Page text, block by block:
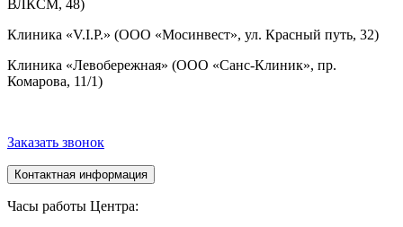
ВЛКСМ, 48)
Клиника «V.I.P.» (ООО «Мосинвест», ул. Красный путь, 32)
Клиника «Левобережная» (ООО «Санс-Клиник», пр.
Комарова, 11/1)
Заказать звонок
Контактная информация
Часы работы Центра: